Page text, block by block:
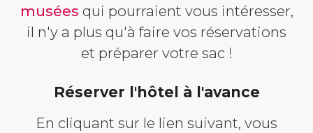
musées qui pourraient vous intéresser,
il n'y a plus qu'à faire vos réservations
et préparer votre sac !
Réserver l'hôtel à l'avance
En cliquant sur le lien suivant, vous